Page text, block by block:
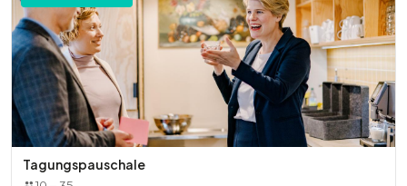
Tagungspauschale